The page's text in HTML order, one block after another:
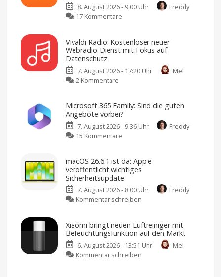
8. August 2026 - 9:00 Uhr
Freddy
17 Kommentare
fürs
Wochenende:
kleine
Kroatien“
für
1,99
digitales
zum
Sparpreis
Vivaldi Radio: Kostenloser neuer
Webradio-Dienst mit Fokus auf
Datenschutz
7. August 2026 - 17:20 Uhr
Mel
2 Kommentare
Kostenloser
neuer
Webradio-
Dienst
auf
Datenschutz
Keine
keine
Ups,
Microsoft 365 Family: Sind die guten
Angebote vorbei?
7. August 2026 - 9:36 Uhr
Freddy
15 Kommentare
Family:
Sind
die
guten
Angebote
Rabatte
gibt
es
mehr
macOS 26.6.1 ist da: Apple
veröffentlicht wichtiges
Sicherheitsupdate
7. August 2026 - 8:00 Uhr
Freddy
Kommentar schreiben
ist
da:
Apple
Xiaomi bringt neuen Luftreiniger mit
Befeuchtungsfunktion auf den Markt
6. August 2026 - 13:51 Uhr
Mel
Kommentar schreiben